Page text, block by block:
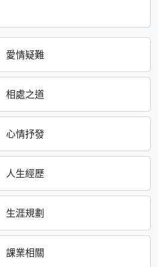
愛情疑難
相處之道
心情抒發
人生經歷
生涯規劃
課業相關